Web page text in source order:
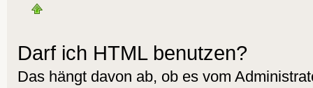
Darf ich HTML benutzen?
Das hängt davon ab, ob es vom